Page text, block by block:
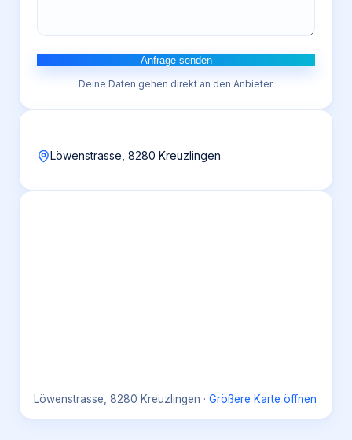
Anfrage senden
Deine Daten gehen direkt an den Anbieter.
Löwenstrasse, 8280 Kreuzlingen
Löwenstrasse, 8280 Kreuzlingen · Größere Karte öffnen